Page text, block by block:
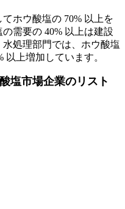
ホウ酸塩の 70% 以上を
需要の 40% 以上は建設
処理部門では、ホウ酸塩
以上増加しています。
塩市場企業のリスト